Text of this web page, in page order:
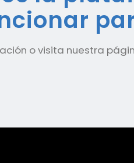
o visita nuestra